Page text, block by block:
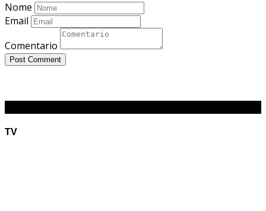
Nome
Email
Comentario
Post Comment
TV